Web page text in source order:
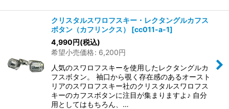
クリスタルスワロフスキー・レクタングルカフス
ボタン（カフリンクス）
[cc011-a-1]
4,990円(税込)
希望小売価格: 6,200円
人気のスワロフスキーを使用したレクタングルカ
フスボタン。 袖口から覗く存在感のあるオースト
リアのスワロフスキー社のクリスタルスワロフス
キーのカフスボタンに注目が集まりますよ♪ 自分
用としてはもちろん、…